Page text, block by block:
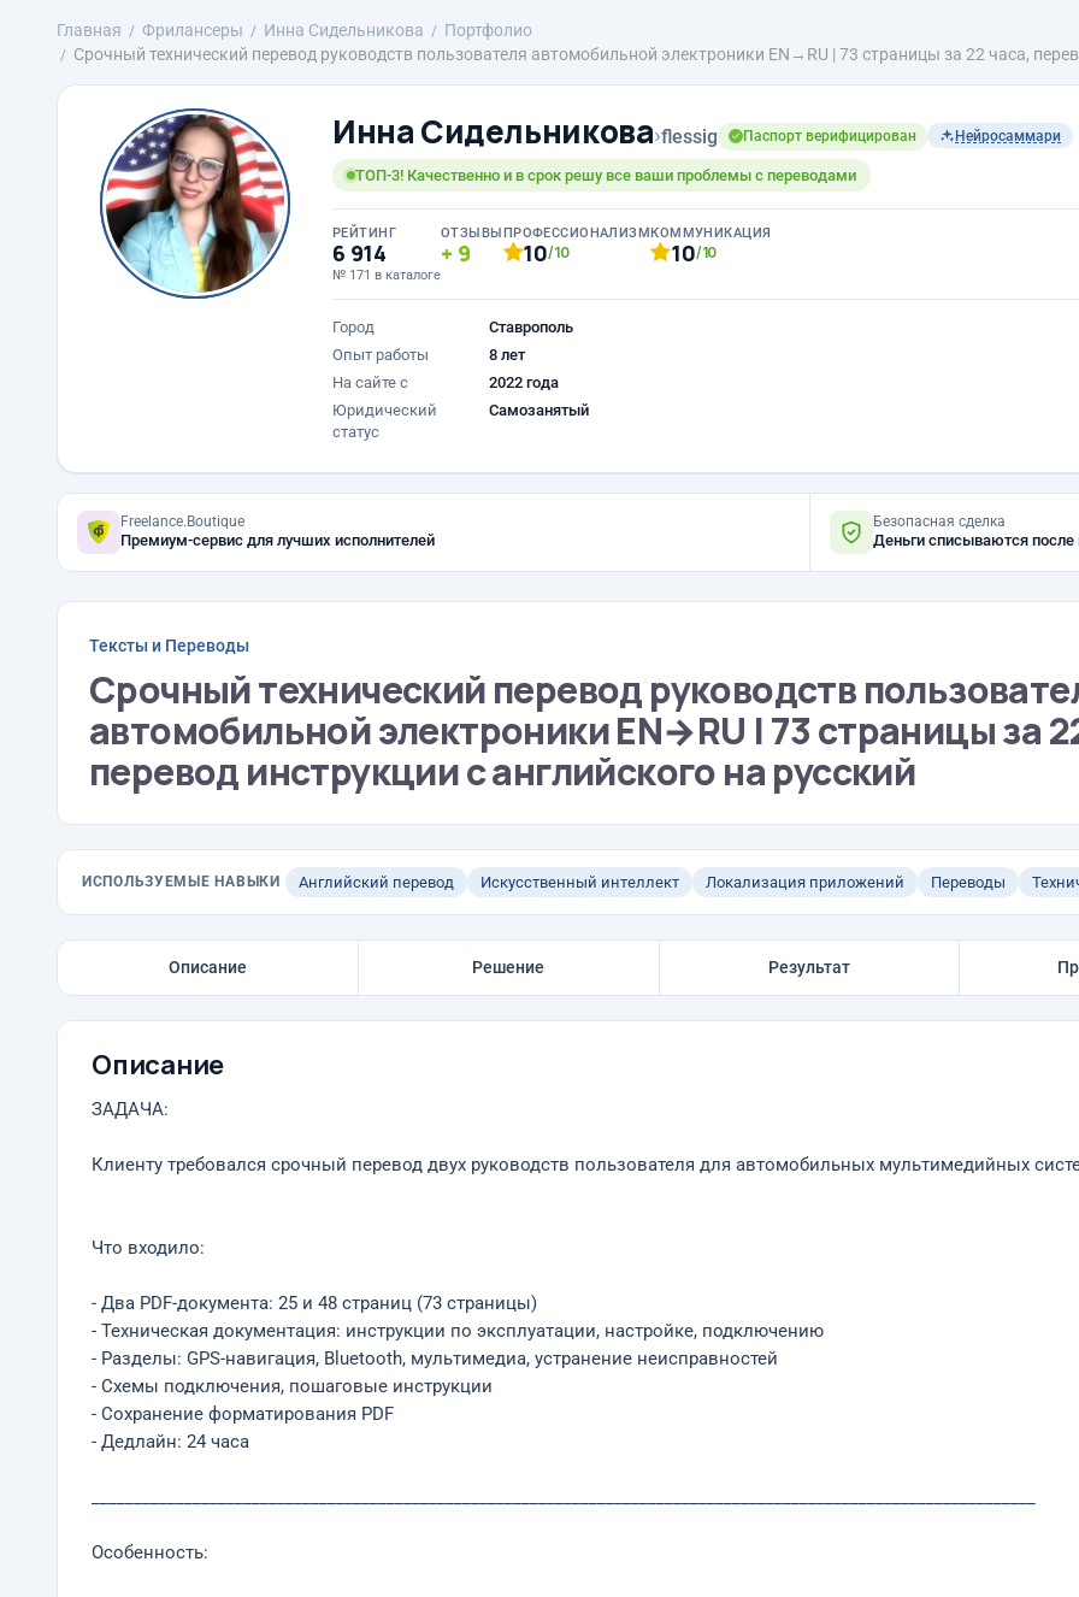
Главная Фрилансеры Инна Сидельникова
Портфолио
Срочный технический перевод руководств пользователя автомобильной электроники EN→RU | 73 страницы за 22 часа,
Инна Сидельникова›flessig Паспорт верифицирован Нейросаммари
ТОП-3! Качественно и в срок решу все ваши проблемы с переводами
РЕЙТИНГ
6 914
№ 171 в каталоге
ОТЗЫВЫ
9
ПРОФЕССИОНАЛИЗМ
10/10
КОММУНИКАЦИЯ
10/10
Город
Ставрополь
Опыт работы
8 лет
На сайте с
2022 года
Юридический
статус
Самозанятый
Freelance.Boutique
Премиум-сервис для лучших исполнителей
Безопасная сделка
Деньги списываются после
Тексты и Переводы
Срочный технический перевод руководств
автомобильной электроники EN→RU | 73 страницы за
перевод инструкции с английского на русский
ИСПОЛЬЗУЕМЫЕ НАВЫКИ Английский перевод Искусственный интеллект Локализация приложений Переводы
Описание Решение Результат
Описание
ЗАДАЧА:
Клиенту требовался срочный перевод двух руководств пользователя для автомобильных мультимедийных
Что входило:
- Два PDF-документа: 25 и 48 страниц (73 страницы)
- Техническая документация: инструкции по эксплуатации, настройке, подключению
- Разделы: GPS-навигация, Bluetooth, мультимедиа, устранение неисправностей
- Схемы подключения, пошаговые инструкции
- Сохранение форматирования PDF
- Дедлайн: 24 часа
Особенность: